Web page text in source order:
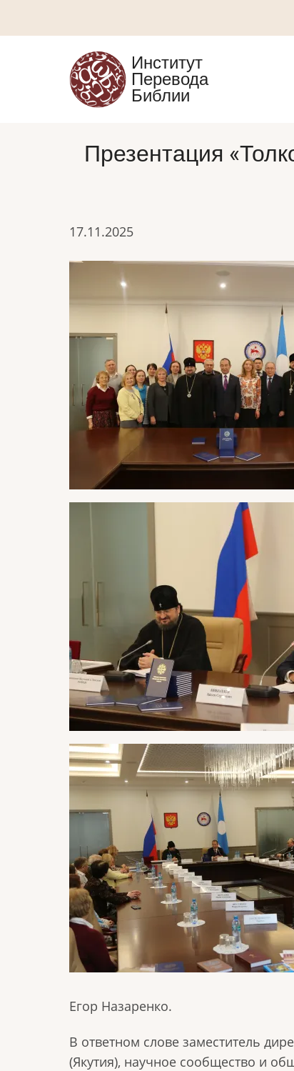
содержанию
Институт
Перевода
Библии
Презентация
17.11.2025
Егор Назаренко.
В ответном слове заместитель
(Якутия), научное сообщество и